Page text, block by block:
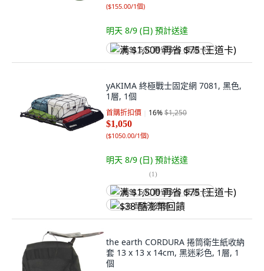
($155.00/1個)
明天 8/9 (日) 預計送達
满 $1,500 再省 $75 (王道卡)
yAKIMA 終極戰士固定網 7081, 黑色,
1層, 1個
首購折扣價 16%$1,250
$1,050
($1050.00/1個)
明天 8/9 (日) 預計送達
(1)
满 $1,500 再省 $75 (王道卡)
$38 酷澎幣回饋
the earth CORDURA 捲筒衛生紙收納
套 13 x 13 x 14cm, 黑迷彩色, 1層, 1
個